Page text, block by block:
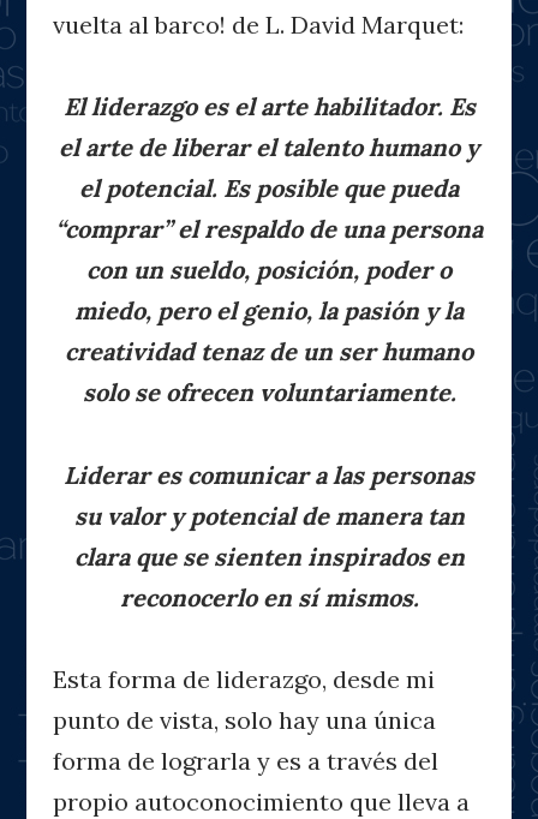
vuelta al barco! de L. David Marquet:
El liderazgo es el arte habilitador. Es
el arte de liberar el talento humano y
el potencial. Es posible que pueda
“comprar” el respaldo de una persona
con un sueldo, posición, poder o
miedo, pero el genio, la pasión y la
creatividad tenaz de un ser humano
solo se ofrecen voluntariamente.
Liderar es comunicar a las personas
su valor y potencial de manera tan
clara que se sienten inspirados en
reconocerlo en sí mismos.
Esta forma de liderazgo, desde mi
punto de vista, solo hay una única
forma de lograrla y es a través del
propio autoconocimiento que lleva a